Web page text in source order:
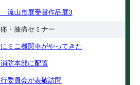
流山市展受賞作品展3
・膝痛セミナー
ミニ機関車がやってきた
防本部に配置
委員会が表敬訪問